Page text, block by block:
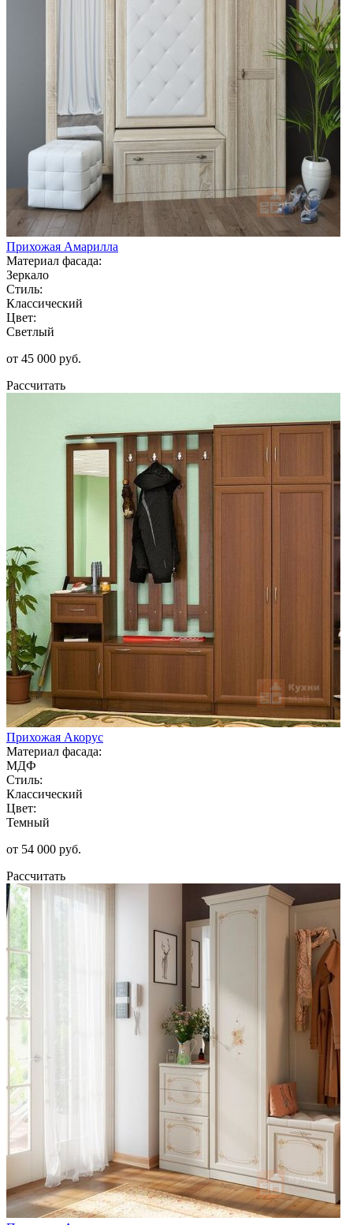
Прихожая Амарилла
Материал фасада:
Зеркало
Стиль:
Классический
Цвет:
Светлый
от 45 000 руб.
Рассчитать
Прихожая Акорус
Материал фасада:
МДФ
Стиль:
Классический
Цвет:
Темный
от 54 000 руб.
Рассчитать